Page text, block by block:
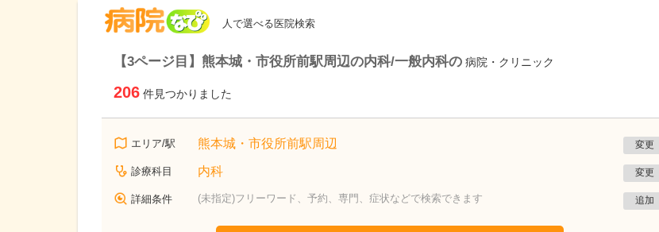
人で選べる医院検索
【3ページ目】熊本城・市役所前駅周辺の内科/一般内科の 病院・クリニック
206 件見つかりました
エリア/駅 熊本城・市役所前駅周辺 変更
診療科目 内科 変更
詳細条件 (未指定)フリーワード、予約、専門、症状などで検索できます 追加